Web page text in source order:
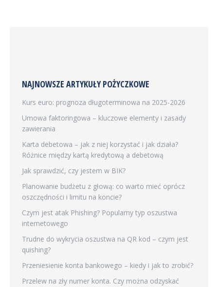
NAJNOWSZE ARTYKUŁY POŻYCZKOWE
Kurs euro: prognoza długoterminowa na 2025-2026
Umowa faktoringowa – kluczowe elementy i zasady
zawierania
Karta debetowa – jak z niej korzystać i jak działa?
Różnice między kartą kredytową a debetową
Jak sprawdzić, czy jestem w BIK?
Planowanie budżetu z głową: co warto mieć oprócz
oszczędności i limitu na koncie?
Czym jest atak Phishing? Popularny typ oszustwa
internetowego
Trudne do wykrycia oszustwa na QR kod – czym jest
quishing?
Przeniesienie konta bankowego – kiedy i jak to zrobić?
Przelew na zły numer konta. Czy można odzyskać